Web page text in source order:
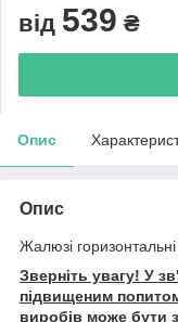
від 539 ₴
Опис
Опис
Жалюзі
Зверніть увагу! У
підвищеним
виробів може бути